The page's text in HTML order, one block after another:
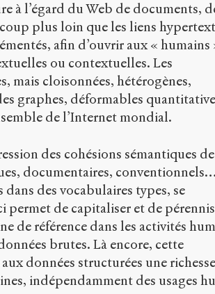
à l’égard du Web de documents,
plus loin que les liens
afin d’ouvrir aux « humains
ou contextuelles. Les
mais cloisonnées, hétérogènes,
graphes, déformables
de l’Internet mondial.
des cohésions sémantiques de
documentaires,
des vocabulaires types, se
permet de capitaliser et de
de référence dans les activités
brutes. Là encore, cette
données structurées une richesse
indépendamment des usages